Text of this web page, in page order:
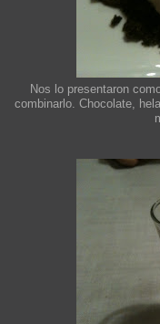
Nos lo presentaron
combinarlo. Chocolate,